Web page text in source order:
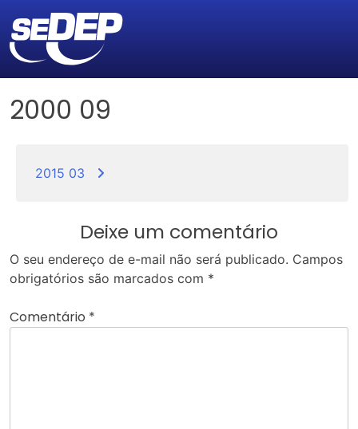
2000 09
2015 03
Deixe um comentário
O seu endereço de e-mail não será publicado. Campos
obrigatórios são marcados com *
Comentário *